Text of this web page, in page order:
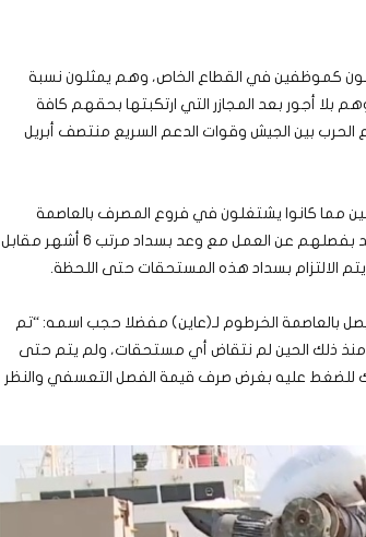
حوالي 6 ملايين سوداني يعملون كموظفين في القطاع الخاص، وهم يمثلون نسبة
بلا أجور بعد المجازر التي ارتكبتها بحقهم كافة
بين الجيش وقوات الدعم السريع منتصف أبريل
مما كانوا يشتغلون في فروع المصرف بالعاصمة
الخرطوم وإقليمي دارفور وكردفان تسلموا خطابات مكتوبة تفيد بفصلهم عن العمل مع وعد بسداد مرتب 6 أشهر مقابل
الالتزام بسداد هذه المستحقات حتى اللحظة.
بالعاصمة الخرطوم لـ(عاين) مفضلا حجب اسمه: “تم
ذلك الحين لم نتقاض أي مستحقات، ولم يتم حتى
للضغط عليه بغرض صرف قيمة الفصل التعسفي والنظر